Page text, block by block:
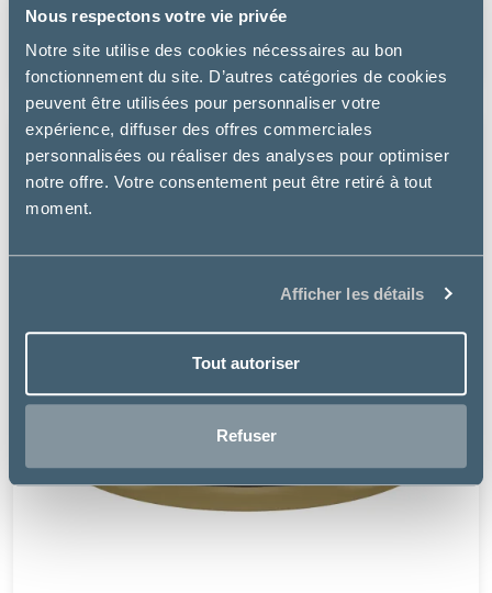
Nous respectons votre vie privée
Notre site utilise des cookies nécessaires au bon
fonctionnement du site. D’autres catégories de cookies
peuvent être utilisées pour personnaliser votre
expérience, diffuser des offres commerciales
personnalisées ou réaliser des analyses pour optimiser
notre offre. Votre consentement peut être retiré à tout
moment.
Afficher les détails
Tout autoriser
Refuser
7.99€